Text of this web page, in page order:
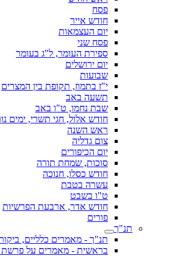
פסח
חודש אייר
יום העצמאות
פסח שני
ספירת העומר, ל"ג בעומר
יום ירושלים
שבועות
י"ז בתמוז, תקופת בין המצרים
תשעה באב
שבת נחמו, ט"ו באב
חודש אלול, חגי תשרי, ימים
ראש השנה
צום גדליה
יום הכיפורים
סוכות, שמחת תורה
חודש כסלו, חנוכה
עשרה בטבת
ט"ו בשבט
חודש אדר, ארבעת הפרשיות
פורים
תנ"ך
תנ"ך - מאמרים כלליים,
בראשית - מאמרים על פרשת